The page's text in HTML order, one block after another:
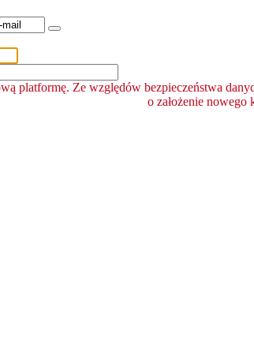
platformę. Ze względów bezpieczeństwa
o założenie nowego